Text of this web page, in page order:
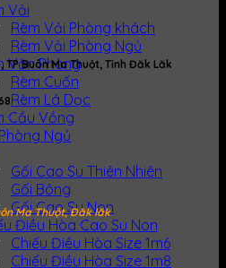
Vải
Rèm Vải Phòng khách
Rèm Vải Phòng Ngủ
Văn Phòng
Rèm Cuốn
Rèm Lá Dọc
Cầu Vồng
Ngủ
Gối Cao Su Thiên Nhiên
Gối Bông
Gối Cao Su Non
Điều Hòa Cao Su Non
Chiếu Điều Hòa Size 1m6
Chiếu Điều Hòa Size 1m8
TP Buôn Ma Thuột, Tỉnh Đăk Lăk
Ma Thuột, Đăk lăk